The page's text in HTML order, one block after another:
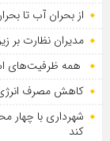
از بحران آب تا
مدیران نظارت بر
همه ظرفیت‌های
کاهش مصرف انرژی
شهرداری با چهار
کند